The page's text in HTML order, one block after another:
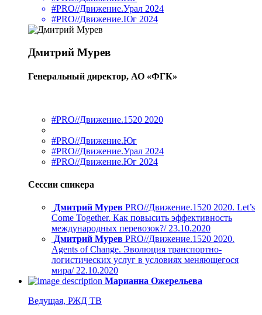
#PRO//Движение.Урал 2024
#PRO//Движение.Юг 2024
Дмитрий Мурев
Генеральный директор, АО «ФГК»
#PRO//Движение.1520 2020
#PRO//Движение.Юг
#PRO//Движение.Урал 2024
#PRO//Движение.Юг 2024
Сессии спикера
Дмитрий Мурев PRO//Движение.1520 2020. Let’s
Come Together. Как повысить эффективность
международных перевозок?/ 23.10.2020
Дмитрий Мурев PRO//Движение.1520 2020.
Agents of Change. Эволюция транспортно-
логистических услуг в условиях меняющегося
мира/ 22.10.2020
Марианна Ожерельева
Ведущая, РЖД ТВ